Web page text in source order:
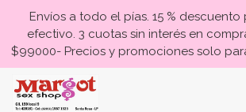
Envíos a todo el pías. 15 %
efectivo. 3 cuotas sin interés en
$99000- Precios y promociones solo